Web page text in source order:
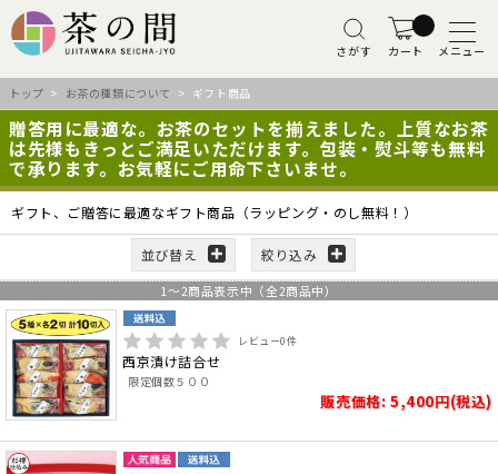
さがす カート メニュー
トップ > お茶の種類について > ギフト商品
贈答用に最適な。お茶のセットを揃えました。上質なお茶
は先様もきっとご満足いただけます。包装・熨斗等も無料
で承ります。お気軽にご用命下さいませ。
ギフト、ご贈答に最適なギフト商品（ラッピング・のし無料！）
並び替え 絞り込み
1 ～2商品表示中（全2商品中）
レビュー0件
西京漬け詰合せ
限定個数５００
販売価格: 5,400円(税込)